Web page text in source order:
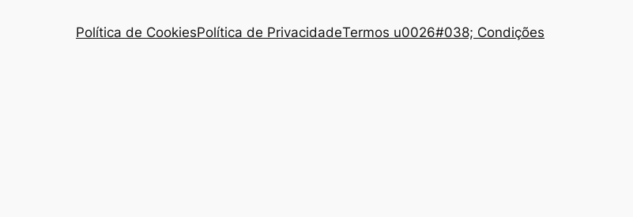
Política de CookiesPolítica de PrivacidadeTermos u0026#038; Condições